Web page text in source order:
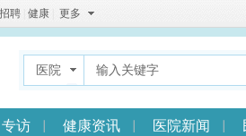
招聘 健康 更多
医院
专访 健康资讯 医院新闻